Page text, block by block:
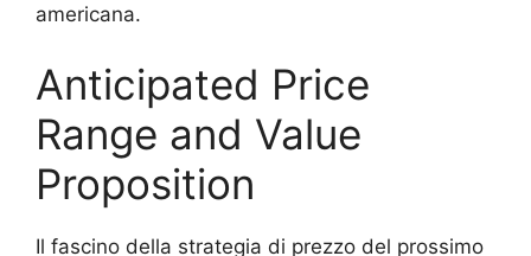
americana.
Anticipated Price
Range and Value
Proposition
Il fascino della strategia di prezzo del prossimo